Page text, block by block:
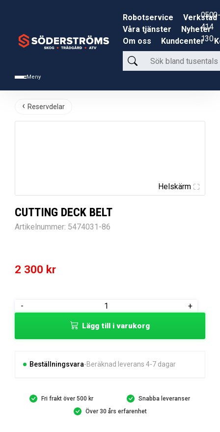
Meny
Robotservice
Verkstad
Våra tjänster
Nyheter
Om oss
Kundcenter
Sök
bland
produkter
0500-
414
130
Reservdelar
Helskärm
CUTTING DECK BELT
Artikelnummer: 5474031-86
2 300 kr
-
CUTTING
mängd
+
Lägg till i varukorg
Beställningsvara Beräknad leverans 4-7 dagar
Fri frakt över 500 kr
Snabba leveranser
Över 30 års erfarenhet